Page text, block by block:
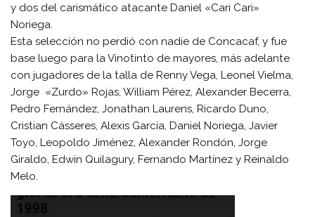
y dos del carismático atacante Daniel «Cari Cari»
Noriega.
Esta selección no perdió con nadie de Concacaf, y fue
base luego para la Vinotinto de mayores, más adelante
con jugadores de la talla de Renny Vega, Leonel Vielma,
Jorge «Zurdo» Rojas, William Pérez, Alexander Becerra,
Pedro Fernández, Jonathan Laurens, Ricardo Duno,
Cristian Cásseres, Alexis García, Daniel Noriega, Javier
Toyo, Leopoldo Jiménez, Alexander Rondón, Jorge
Giraldo, Edwin Quilagury, Fernando Martínez y Reinaldo
Melo.